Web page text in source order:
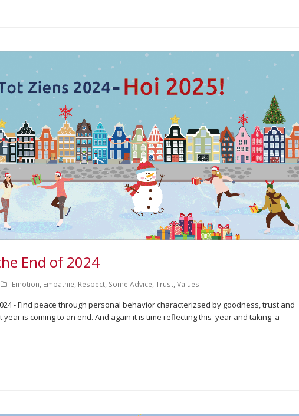
End of 2024
Emotion, Empathie, Respect, Some Advice, Trust, Values
- Find peace through personal behavior characterizsed by goodness, trust and
year is coming to an end. And again it is time reflecting this year and taking a